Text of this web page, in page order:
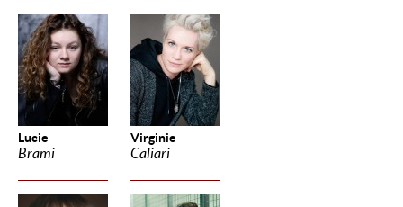
Lucie
Brami
Virginie
Caliari